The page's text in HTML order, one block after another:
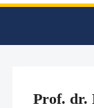
Prof. dr.